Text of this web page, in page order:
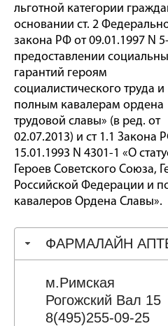
льготной категории
основании ст. 2
закона РФ от 09.01.1997 N
предоставлении
гарантий героям
социалистического труда и
полным кавалерам ордена
трудовой славы» (в ред. от
02.07.2013) и ст 1.1 Закона
15.01.1993 N 4301-1 «О
Героев Советского Союза,
Российской Федерации и
кавалеров Ордена Славы».
ФАРМАЛАЙН
м.Римская
Рогожский Вал 15
8(495)255-09-25